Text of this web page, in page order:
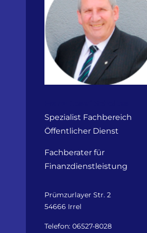
Spezialist Fachbereich
Öffentlicher Dienst
Fachberater für
Finanzdienstleistung
Prümzurlayer Str. 2
54666 Irrel
Telefon: 06527-8028